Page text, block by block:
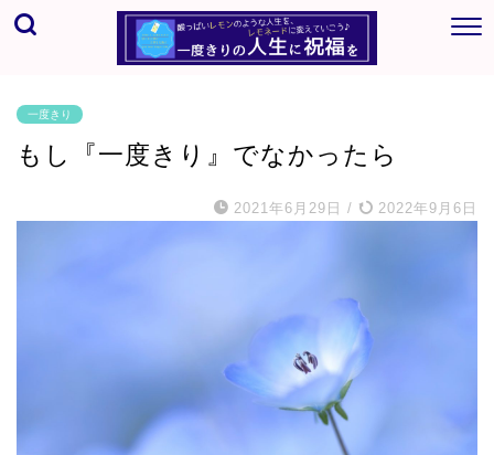
一度きり
もし『一度きり』でなかったら
2021年6月29日 / 2022年9月6日